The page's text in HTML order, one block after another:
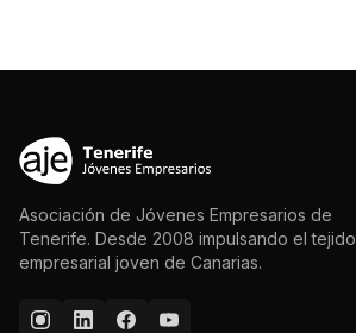
Asociación de Jóvenes Empresarios de
Tenerife. Desde 2008 impulsando el tejido
empresarial joven de Canarias.